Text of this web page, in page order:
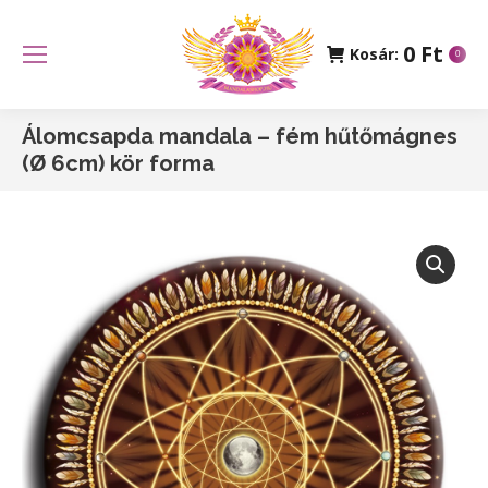
Kosár: 0 Ft 0
Álomcsapda mandala – fém hűtőmágnes
(Ø 6cm) kör forma